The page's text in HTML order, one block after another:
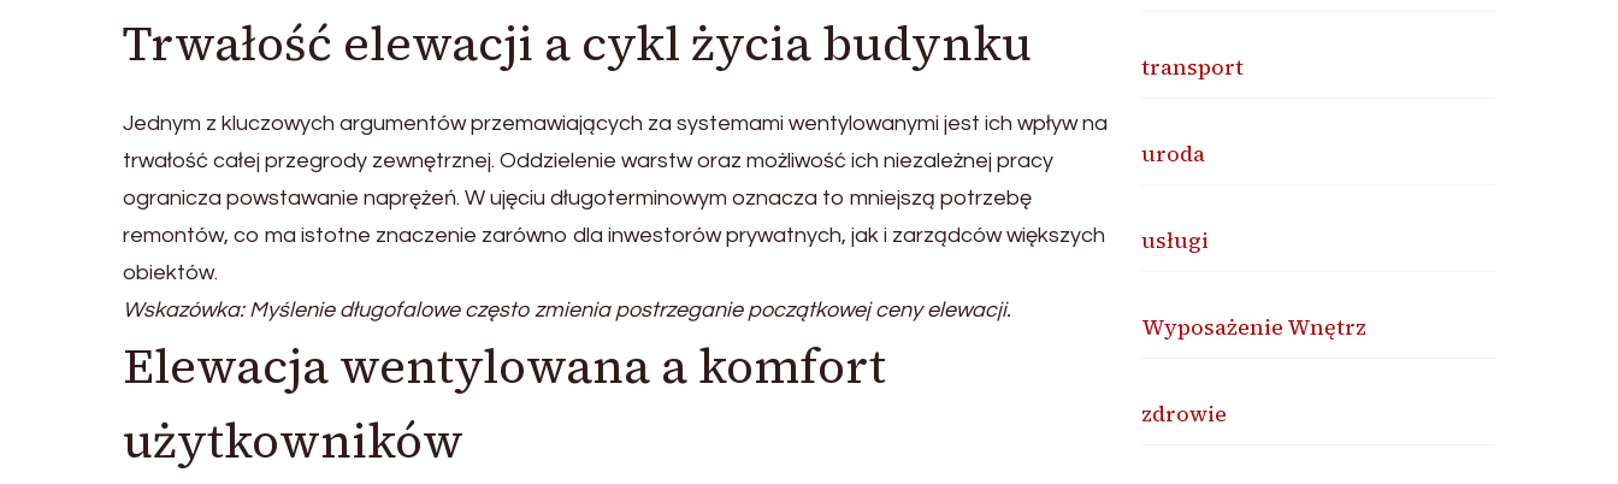
Trwałość elewacji a cykl życia budynku
Jednym z kluczowych argumentów przemawiających za systemami wentylowanymi jest ich wpływ na
trwałość całej przegrody zewnętrznej. Oddzielenie warstw oraz możliwość ich niezależnej pracy
ogranicza powstawanie naprężeń. W ujęciu długoterminowym oznacza to mniejszą potrzebę
remontów, co ma istotne znaczenie zarówno dla inwestorów prywatnych, jak i zarządców większych
obiektów.
Wskazówka: Myślenie długofalowe często zmienia postrzeganie początkowej ceny elewacji.
Elewacja wentylowana a komfort
użytkowników
transport
uroda
usługi
Wyposażenie Wnętrz
zdrowie